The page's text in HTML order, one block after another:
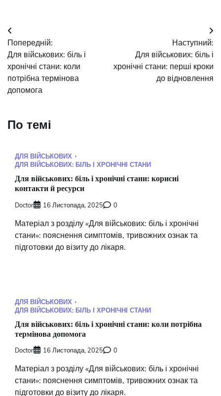
Навігація
записів
Попередній:
Для військових: біль і
хронічні стани: коли
потрібна термінова
допомога
Наступний:
Для військових: біль і
хронічні стани: перші кроки
до відновлення
По темі
ДЛЯ ВІЙСЬКОВИХ
ДЛЯ ВІЙСЬКОВИХ: БІЛЬ І ХРОНІЧНІ СТАНИ
Для військових: біль і хронічні стани: корисні
контакти й ресурси
Doctor 16 Листопада, 2025 0
Матеріал з розділу «Для військових: біль і хронічні
стани»: пояснення симптомів, тривожних ознак та
підготовки до візиту до лікаря.
ДЛЯ ВІЙСЬКОВИХ
ДЛЯ ВІЙСЬКОВИХ: БІЛЬ І ХРОНІЧНІ СТАНИ
Для військових: біль і хронічні стани: коли потрібна
термінова допомога
Doctor 16 Листопада, 2025 0
Матеріал з розділу «Для військових: біль і хронічні
стани»: пояснення симптомів, тривожних ознак та
підготовки до візиту до лікаря.